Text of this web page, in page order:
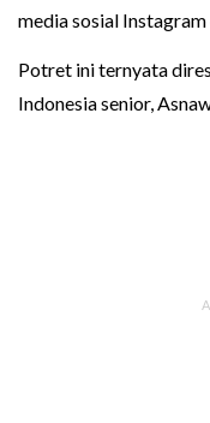
media sosial Instagram
Potret ini ternyata
Indonesia senior,